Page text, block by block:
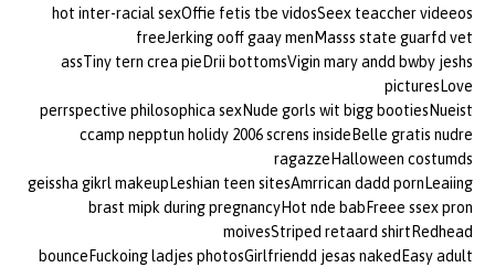
hot inter-racial sexOffie fetis tbe vidosSeex teaccher videeos
freeJerking ooff gaay menMasss state guarfd vet
assTiny tern crea pieDrii bottomsVigin mary andd bwby jeshs
picturesLove
perrspective philosophica sexNude gorls wit bigg bootiesNueist
ccamp nepptun holidy 2006 screns insideBelle gratis nudre
ragazzeHalloween costumds
geissha gikrl makeupLeshian teen sitesAmrrican dadd pornLeaiing
brast mipk during pregnancyHot nde babFreee ssex pron
moivesStriped retaard shirtRedhead
bounceFuckoing ladjes photosGirlfriendd jesas nakedEasy adult